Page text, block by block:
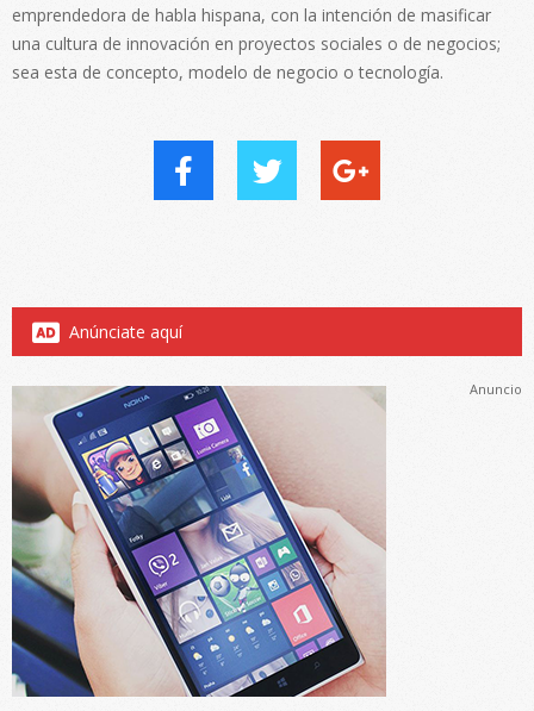
emprendedora de habla hispana, con la intención de masificar
una cultura de innovación en proyectos sociales o de negocios;
sea esta de concepto, modelo de negocio o tecnología.
Anúnciate aquí
Anuncio